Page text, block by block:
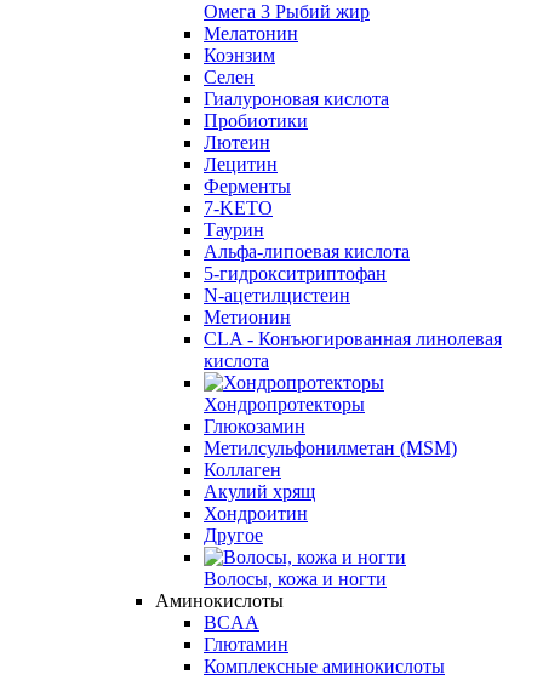
Омега 3 Рыбий жир
Мелатонин
Коэнзим
Селен
Гиалуроновая кислота
Пробиотики
Лютеин
Лецитин
Ферменты
7-KETO
Таурин
Альфа-липоевая кислота
5-гидрокситриптофан
N-ацетилцистеин
Метионин
CLA - Конъюгированная линолевая
кислота
Хондропротекторы
Глюкозамин
Метилсульфонилметан (MSM)
Коллаген
Акулий хрящ
Хондроитин
Другое
Волосы, кожа и ногти
Аминокислоты
BCAA
Глютамин
Комплексные аминокислоты